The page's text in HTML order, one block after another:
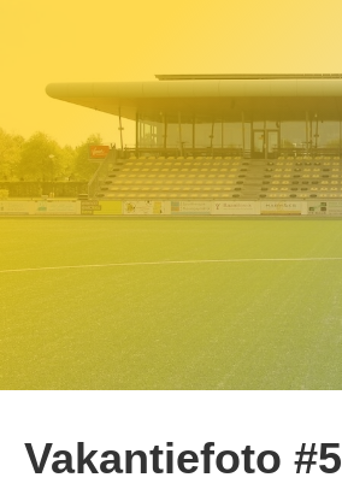
Vakantiefoto #5